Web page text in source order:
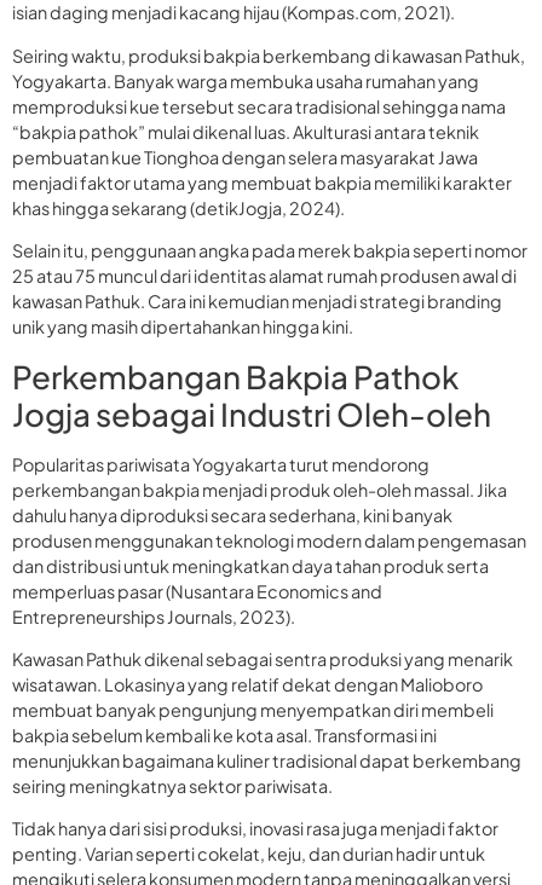
isian daging menjadi kacang hijau (Kompas.com, 2021).
Seiring waktu, produksi bakpia berkembang di kawasan Pathuk,
Yogyakarta. Banyak warga membuka usaha rumahan yang
memproduksi kue tersebut secara tradisional sehingga nama
“bakpia pathok” mulai dikenal luas. Akulturasi antara teknik
pembuatan kue Tionghoa dengan selera masyarakat Jawa
menjadi faktor utama yang membuat bakpia memiliki karakter
khas hingga sekarang (detikJogja, 2024).
Selain itu, penggunaan angka pada merek bakpia seperti nomor
25 atau 75 muncul dari identitas alamat rumah produsen awal di
kawasan Pathuk. Cara ini kemudian menjadi strategi branding
unik yang masih dipertahankan hingga kini.
Perkembangan Bakpia Pathok
Jogja sebagai Industri Oleh-oleh
Popularitas pariwisata Yogyakarta turut mendorong
perkembangan bakpia menjadi produk oleh-oleh massal. Jika
dahulu hanya diproduksi secara sederhana, kini banyak
produsen menggunakan teknologi modern dalam pengemasan
dan distribusi untuk meningkatkan daya tahan produk serta
memperluas pasar (Nusantara Economics and
Entrepreneurships Journals, 2023).
Kawasan Pathuk dikenal sebagai sentra produksi yang menarik
wisatawan. Lokasinya yang relatif dekat dengan Malioboro
membuat banyak pengunjung menyempatkan diri membeli
bakpia sebelum kembali ke kota asal. Transformasi ini
menunjukkan bagaimana kuliner tradisional dapat berkembang
seiring meningkatnya sektor pariwisata.
Tidak hanya dari sisi produksi, inovasi rasa juga menjadi faktor
penting. Varian seperti cokelat, keju, dan durian hadir untuk
mengikuti selera konsumen modern tanpa meninggalkan versi